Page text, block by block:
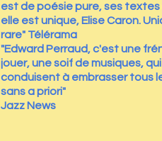
est de poésie pure, ses
elle est unique, Elise Caron.
rare" Télérama
"Edward Perraud, c'est une
jouer, une soif de musiques,
conduisent à embrasser tous
sans a priori"
Jazz News